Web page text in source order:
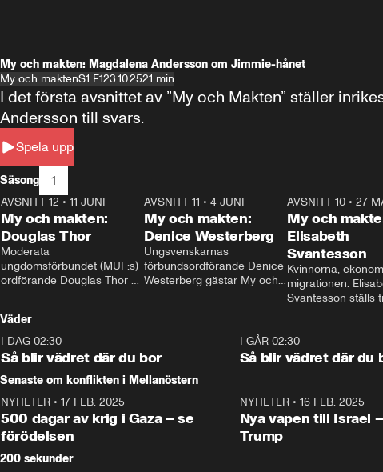
My och makten: Magdalena Andersson om Jimmie-hånet
My och maktenS1 E123.10.2521 min
Spela upp
I det första avsnittet av ”My och Makten” ställer
Andersson till svars.
Säsong 1
26:27
AVSNITT 12 • 11 JUNI
My och makten:
Douglas Thor
Moderata
ungdomsförbundet (MUF:s)
ordförande Douglas Thor
tonårsutvisningarna och hur
Moderaterna ska locka
väljare till valet i höst.
23:40
AVSNITT 11 •4 JUNI
My och makten:
Denice Westerberg
Ungsvenskarnas
förbundsordförande Denice
Westerberg gästar My och
AVSNITT 10 •27
My och
Elisabeth
Svantesson
Kvinnorna,
migrationen.
Svantesson ställs
Väder
I DAG 02:30
Så blir vädret där du bor
I GÅR 02:30
Så blir vädret där du
Senaste om konflikten i Mellanöstern
NYHETER • 17 FEB. 2025
500 dagar av krig i Gaza – se
förödelsen
NYHETER• 16 FEB. 2025
Nya vapen till Israel
Trump
200 sekunder